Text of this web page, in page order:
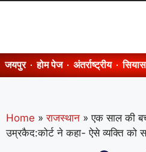
जयपुर होम पेज अंतर्राष्ट्रीय
Home » राजस्थान » एक साल की
उम्रकैद:कोर्ट ने कहा- ऐसे व्यक्ति को